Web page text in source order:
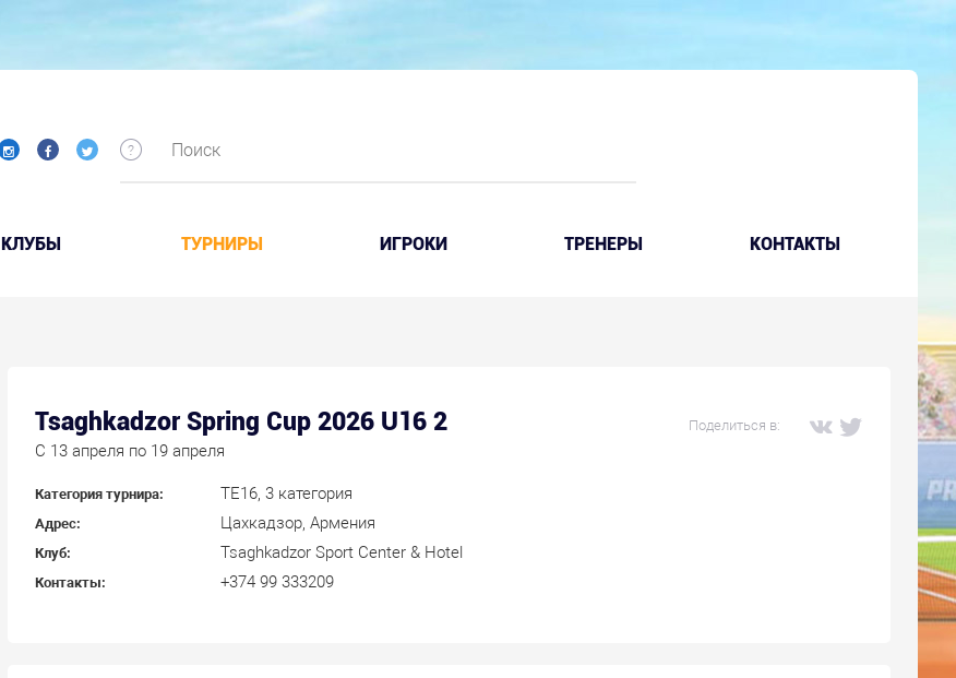
КЛУБЫ ТУРНИРЫ ИГРОКИ ТРЕНЕРЫ КОНТАКТЫ
Поделиться в:
Tsaghkadzor Spring Cup 2026 U16 2
C 13 апреля по 19 апреля
Категория турнира: ТЕ16, 3 категория
Адрес: Цахкадзор, Армения
Клуб: Tsaghkadzor Sport Center & Hotel
Контакты: +374 99 333209